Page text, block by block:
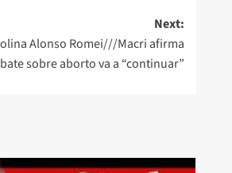
Next:
Alonso Romei///Macri afirma
sobre aborto va a “continuar”